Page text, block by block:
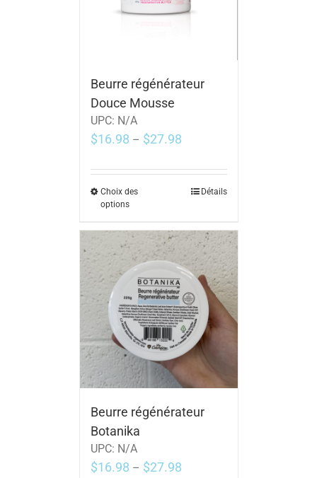
Beurre régénérateur
Douce Mousse
UPC: N/A
$16.98 – $27.98
Choix des
options
Détails
Beurre régénérateur
Botanika
UPC: N/A
$16.98 – $27.98